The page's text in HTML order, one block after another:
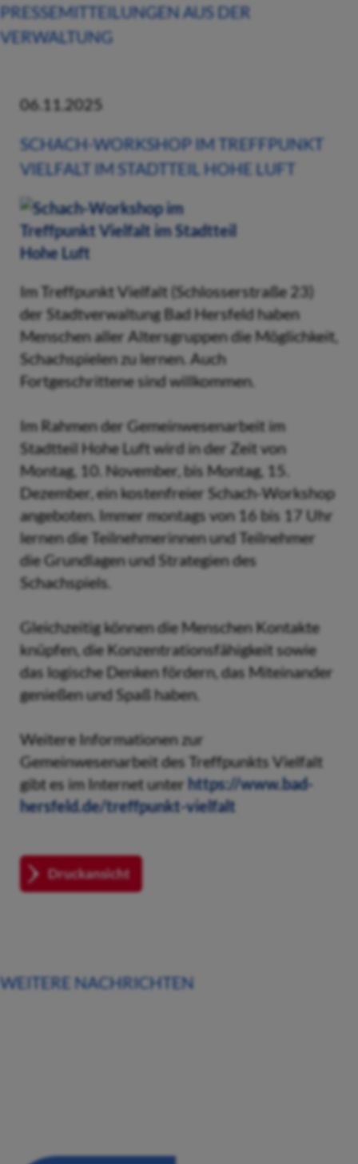
PRESSEMITTEILUNGEN AUS DER
VERWALTUNG
06.11.2025
SCHACH-WORKSHOP IM TREFFPUNKT
VIELFALT IM STADTTEIL HOHE LUFT
Im Treffpunkt Vielfalt (Schlosserstraße 23)
der Stadtverwaltung Bad Hersfeld haben
Menschen aller Altersgruppen die Möglichkeit,
Schachspielen zu lernen. Auch
Fortgeschrittene sind willkommen.
Im Rahmen der Gemeinwesenarbeit im
Stadtteil Hohe Luft wird in der Zeit von
Montag, 10. November, bis Montag, 15.
Dezember, ein kostenfreier Schach-Workshop
angeboten. Immer montags von 16 bis 17 Uhr
lernen die Teilnehmerinnen und Teilnehmer
die Grundlagen und Strategien des
Schachspiels.
Gleichzeitig können die Menschen Kontakte
knüpfen, die Konzentrationsfähigkeit sowie
das logische Denken fördern, das Miteinander
genießen und Spaß haben.
Weitere Informationen zur
Gemeinwesenarbeit des Treffpunkts Vielfalt
gibt es im Internet unter https://www.bad-
hersfeld.de/treffpunkt-vielfalt
Druckansicht
WEITERE NACHRICHTEN